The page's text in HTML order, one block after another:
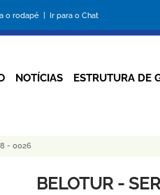
o rodapé | Ir para o Chat
NOTÍCIAS ESTRUTURA DE
- 0026
BELOTUR -